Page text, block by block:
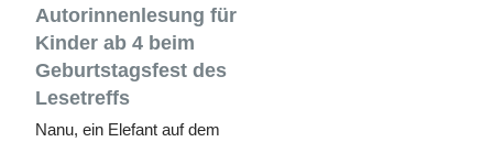
Autorinnenlesung für
Kinder ab 4 beim
Geburtstagsfest des
Lesetreffs
Nanu, ein Elefant auf dem